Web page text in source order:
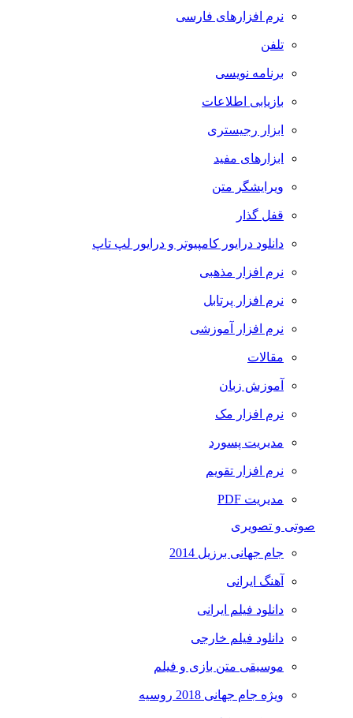
نرم افزارهای فارسی
تلفن
برنامه نویسی
بازیابی اطلاعات
ابزار رجیستری
ابزارهای مفید
ویرایشگر متن
قفل گذار
دانلود درایور کامپیوتر و درایور لپ تاپ
نرم افزار مذهبی
نرم افزار پرتابل
نرم افزار آموزشی
مقالات
آموزش زبان
نرم افزار مک
مدیریت پسورد
نرم افزار تقویم
مدیریت PDF
صوتی و تصویری
جام جهانی برزیل 2014
آهنگ ایرانی
دانلود فیلم ایرانی
دانلود فیلم خارجی
موسیقی متن بازی و فیلم
ویژه جام جهانی 2018 روسیه